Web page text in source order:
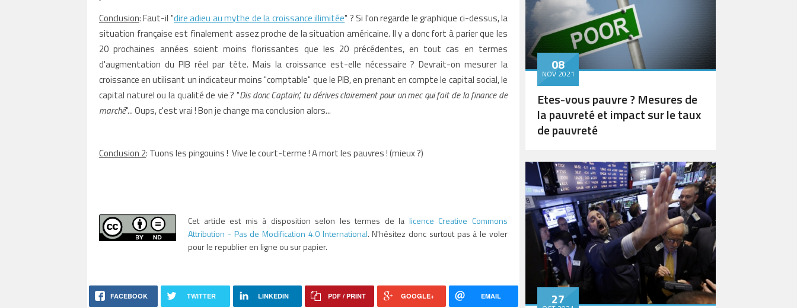
Conclusion: Faut-il "dire adieu au mythe de la croissance illimitée" ? Si l'on regarde le graphique ci-dessus, la
situation française est finalement assez proche de la situation américaine. Il y a donc fort à parier que les
20 prochaines années soient moins florissantes que les 20 précédentes, en tout cas en termes
d'augmentation du PIB réel par tête. Mais la croissance est-elle nécessaire ? Devrait-on mesurer la
croissance en utilisant un indicateur moins "comptable" que le PIB, en prenant en compte le capital social, le
capital naturel ou la qualité de vie ? "Dis donc Captain', tu dérives clairement pour un mec qui fait de la finance de
marché"... Oups, c'est vrai ! Bon je change ma conclusion alors...
Conclusion 2: Tuons les pingouins ! Vive le court-terme !A mort les pauvres ! (mieux ?)
Cet article est mis à disposition selon les termes de la licence Creative Commons
Attribution - Pas de Modification 4.0 International. N'hésitez donc surtout pas à le voler
pour le republier en ligne ou sur papier.
FACEBOOK TWITTER LINKEDIN PDF / PRINT GOOGLE+ EMAIL
08
NOV 2021
Etes-vous pauvre ? Mesures de
la pauvreté et impact sur le taux
de pauvreté
27